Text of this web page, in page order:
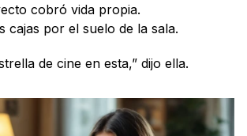
cobró vida propia.
cajas por el suelo de la sala.
de cine en esta,” dijo ella.